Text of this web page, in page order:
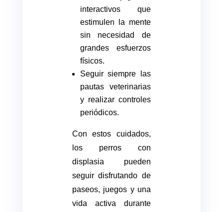
interactivos que
estimulen la mente
sin necesidad de
grandes esfuerzos
físicos.
Seguir siempre las
pautas veterinarias
y realizar controles
periódicos.
Con estos cuidados,
los perros con
displasia pueden
seguir disfrutando de
paseos, juegos y una
vida activa durante